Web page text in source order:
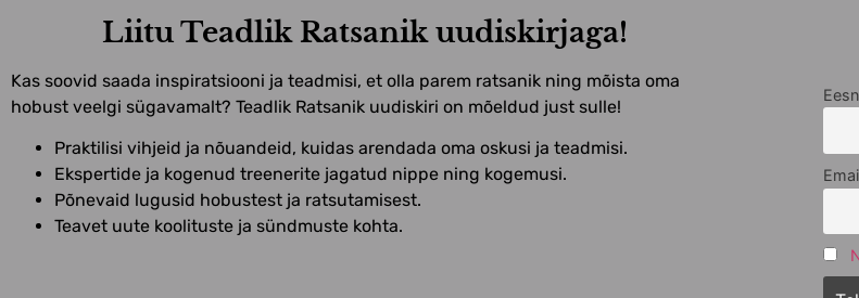
Liitu Teadlik Ratsanik uudiskirjaga!
Kas soovid saada inspiratsiooni ja teadmisi, et olla parem ratsanik ning mõista oma
hobust veelgi sügavamalt? Teadlik Ratsanik uudiskiri on mõeldud just sulle!
Praktilisi vihjeid ja nõuandeid, kuidas arendada oma oskusi ja teadmisi.
Ekspertide ja kogenud treenerite jagatud nippe ning kogemusi.
Põnevaid lugusid hobustest ja ratsutamisest.
Teavet uute koolituste ja sündmuste kohta.